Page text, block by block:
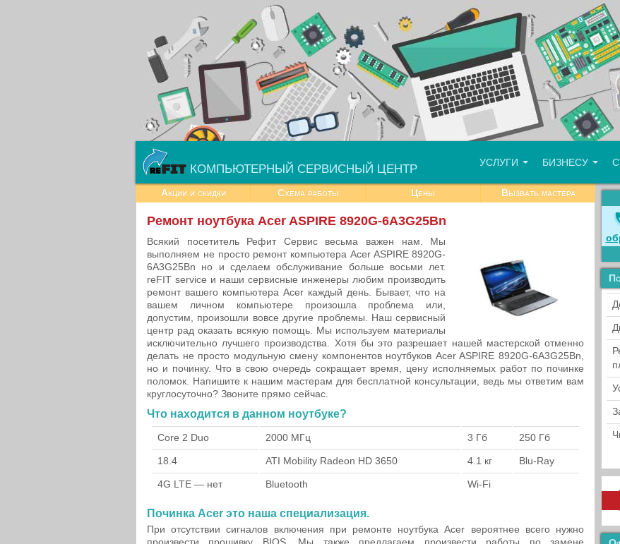
КОМПЬЮТЕРНЫЙ СЕРВИСНЫЙ ЦЕНТР УСЛУГИ БИЗНЕСУ
Акции и скидки Схема работы Цены Вызвать мастера
Ремонт ноутбука Acer ASPIRE 8920G-6A3G25Bn
Всякий посетитель Рефит Сервис весьма важен нам. Мы
выполняем не просто ремонт компьютера Acer ASPIRE 8920G-
6A3G25Bn но и сделаем обслуживание больше восьми лет.
reFIT service и наши сервисные инженеры любим производить
ремонт вашего компьютера Acer каждый день. Бывает, что на
вашем личном компьютере произошла проблема или,
допустим, произошли вовсе другие проблемы. Наш сервисный
центр рад оказать всякую помощь. Мы используем материалы
исключительно лучшего производства. Хотя бы это разрешает нашей мастерской отменно
делать не просто модульную смену компонентов ноутбуков Acer ASPIRE 8920G-6A3G25Bn,
но и починку. Что в свою очередь сокращает время, цену исполняемых работ по починке
поломок. Напишите к нашим мастерам для бесплатной консультации, ведь мы ответим вам
круглосуточно? Звоните прямо сейчас.
Что находится в данном ноутбуке?
Core 2 Duo 2000 МГц 3 Гб 250 Гб
18.4 ATI Mobility Radeon HD 3650 4.1 кг Blu-Ray
4G LTE — нет Bluetooth Wi-Fi
Починка Acer это наша специализация.
При отсутствии сигналов включения при ремонте ноутбука Acer вероятнее всего нужно